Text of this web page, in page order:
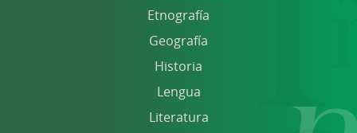
Etnografía
Geografía
Historia
Lengua
Literatura